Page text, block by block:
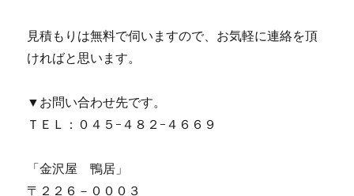
見積もりは無料で伺いますので、お気軽に連絡を頂
ければと思います。
▼お問い合わせ先です。
ＴＥＬ：０４５-４８２-４６６９
「金沢屋 鴨居」
〒２２６－０００３